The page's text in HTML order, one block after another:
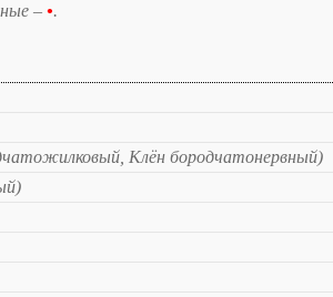
– •.
Клён бородчатонервный)